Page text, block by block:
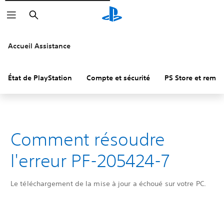
Rechercher
Accueil Assistance
État de PlayStation Compte et sécurité PS Store et
Comment résoudre
l'erreur PF-205424-7
Le téléchargement de la mise à jour a échoué sur votre PC.